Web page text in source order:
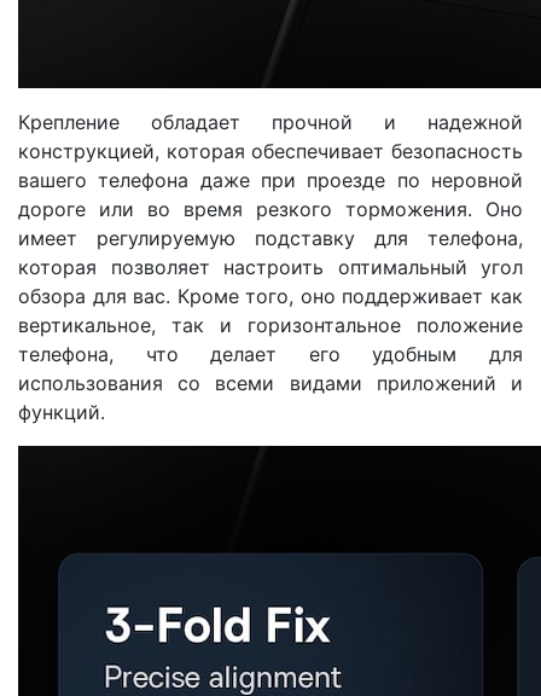
Крепление обладает прочной и надежной
конструкцией, которая обеспечивает безопасность
вашего телефона даже при проезде по неровной
дороге или во время резкого торможения. Оно
имеет регулируемую подставку для телефона,
которая позволяет настроить оптимальный угол
обзора для вас. Кроме того, оно поддерживает как
вертикальное, так и горизонтальное положение
телефона, что делает его удобным для
использования со всеми видами приложений и
функций.